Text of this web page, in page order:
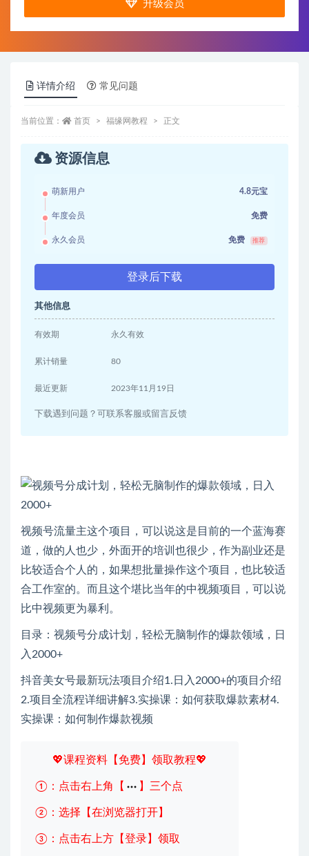
升级会员
详情介绍 常见问题
当前位置： 首页 福缘网教程 正文
资源信息
萌新用户 4.8元宝
年度会员 免费
永久会员 免费 推荐
登录后下载
其他信息
有效期 永久有效
累计销量 80
最近更新 2023年11月19日
下载遇到问题？可联系客服或留言反馈
视频号流量主这个项目，可以说这是目前的一个蓝海赛
道，做的人也少，外面开的培训也很少，作为副业还是
比较适合个人的，如果想批量操作这个项目，也比较适
合工作室的。而且这个堪比当年的中视频项目，可以说
比中视频更为暴利。
目录：视频号分成计划，轻松无脑制作的爆款领域，日
入2000+
抖音美女号最新玩法项目介绍1.日入2000+的项目介绍
2.项目全流程详细讲解3.实操课：如何获取爆款素材4.
实操课：如何制作爆款视频
💖课程资料【免费】领取教程💖
①：点击右上角【 】三个点
②：选择【在浏览器打开】
③：点击右上方【登录】领取